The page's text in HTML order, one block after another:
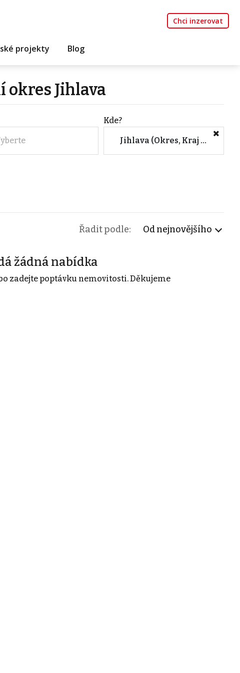
Chci inzerovat
projekty Blog
okres Jihlava
Kde?
Jihlava (Okres, Kraj Vysočina)
Řadit podle: Od nejnovějšího
žádná nabídka
zadejte poptávku nemovitosti. Děkujeme